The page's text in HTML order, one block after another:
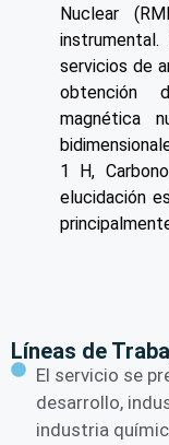
Nuclear
servicios de
obtención
magnética
1 H,
elucidación
Líneas de
El servicio se
desarrollo,
industria